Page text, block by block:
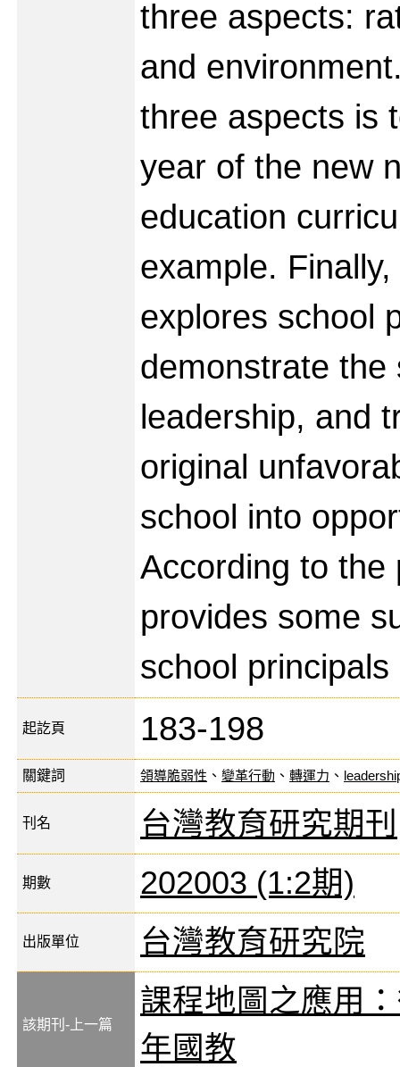
three aspects:
and
three aspects is
year of the new
education
example.
explores school
demonstrate the
leadership, and
original
school into
According to the
provides some
school
起訖頁 183-198
關鍵詞 領導脆弱性 、 變革行動 、 轉運力 、
刊名 台灣教育研究期刊
期數 202003 (1:2期)
出版單位 台灣教育研究院
該期刊-上一篇
課程地圖之應用
年國教